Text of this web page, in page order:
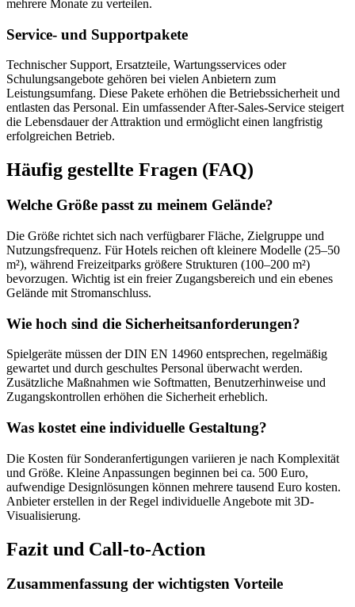
mehrere Monate zu verteilen.
Service- und Supportpakete
Technischer Support, Ersatzteile, Wartungsservices oder
Schulungsangebote gehören bei vielen Anbietern zum
Leistungsumfang. Diese Pakete erhöhen die Betriebssicherheit und
entlasten das Personal. Ein umfassender After-Sales-Service steigert
die Lebensdauer der Attraktion und ermöglicht einen langfristig
erfolgreichen Betrieb.
Häufig gestellte Fragen (FAQ)
Welche Größe passt zu meinem Gelände?
Die Größe richtet sich nach verfügbarer Fläche, Zielgruppe und
Nutzungsfrequenz. Für Hotels reichen oft kleinere Modelle (25–50
m²), während Freizeitparks größere Strukturen (100–200 m²)
bevorzugen. Wichtig ist ein freier Zugangsbereich und ein ebenes
Gelände mit Stromanschluss.
Wie hoch sind die Sicherheitsanforderungen?
Spielgeräte müssen der DIN EN 14960 entsprechen, regelmäßig
gewartet und durch geschultes Personal überwacht werden.
Zusätzliche Maßnahmen wie Softmatten, Benutzerhinweise und
Zugangskontrollen erhöhen die Sicherheit erheblich.
Was kostet eine individuelle Gestaltung?
Die Kosten für Sonderanfertigungen variieren je nach Komplexität
und Größe. Kleine Anpassungen beginnen bei ca. 500 Euro,
aufwendige Designlösungen können mehrere tausend Euro kosten.
Anbieter erstellen in der Regel individuelle Angebote mit 3D-
Visualisierung.
Fazit und Call-to-Action
Zusammenfassung der wichtigsten Vorteile